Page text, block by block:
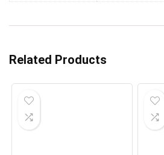
Related Products